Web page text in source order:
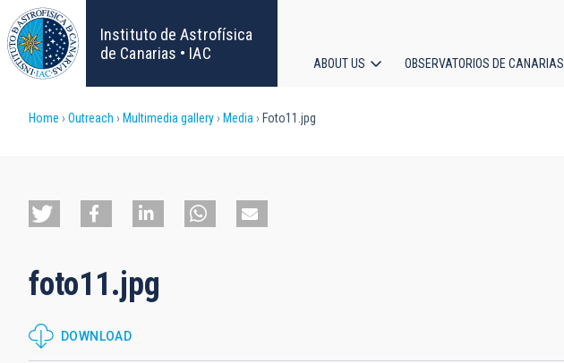
Skip
to
main
content
Instituto de Astrofísica
de Canarias • IAC
navigation
ABOUT US OBSERVATORIOS DE CANARIAS
Breadcrumb
Home Outreach Multimedia gallery Media Foto11.jpg
foto11.jpg
DOWNLOAD